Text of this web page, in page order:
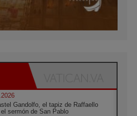
Gandolfo, el tapiz de Raffaello
sermón de San Pablo